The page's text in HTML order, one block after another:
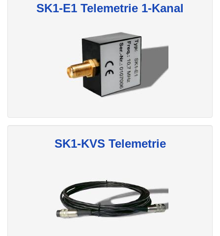
SK1-E1 Telemetrie 1-Kanal
SK1-KVS Telemetrie